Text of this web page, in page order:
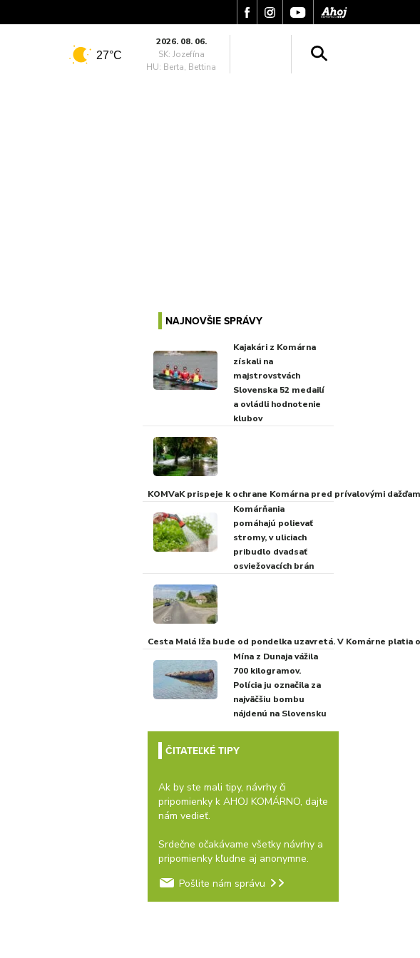
27°C
2026. 08. 06.
SK: Jozefína
HU: Berta, Bettina
NAJNOVŠIE SPRÁVY
Kajakári z Komárna
získali na
majstrovstvách
Slovenska 52 medailí
a ovládli hodnotenie
klubov
KOMVaK prispeje k ochrane Komárna pred prívalovými
Komárňania
pomáhajú polievať
stromy, v uliciach
pribudlo dvadsať
osviežovacích brán
Cesta Malá Iža bude od pondelka uzavretá. V Komárne platia
Mína z Dunaja vážila
700 kilogramov.
Polícia ju označila za
najväčšiu bombu
nájdenú na Slovensku
ČITATEĽKÉ TIPY
Ak by ste mali tipy, návrhy či
pripomienky k AHOJ KOMÁRNO, dajte
nám vedieť.
Srdečne očakávame všetky návrhy a
pripomienky kľudne aj anonymne.
Pošlite nám správu